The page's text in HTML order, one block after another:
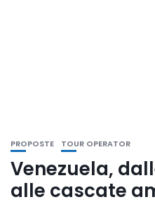
PROPOSTE TOUR OPERATOR
Venezuela,
alle cascate